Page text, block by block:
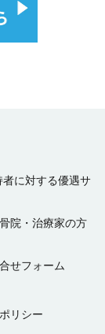
に対する優遇サ
院・治療家の⽅
せフォーム
リシー